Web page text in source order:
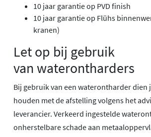
10 jaar garantie op PVD finish
10 jaar garantie op Flühs
kranen)
Let op bij gebruik
van waterontharders
Bij gebruik van een waterontharder dien
houden met de afstelling volgens het
leverancier. Verkeerd ingestelde
onherstelbare schade aan